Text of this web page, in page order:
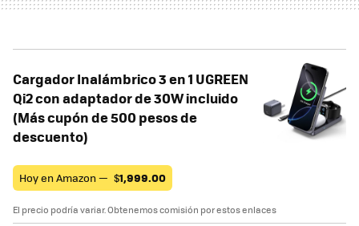
Cargador Inalámbrico 3 en 1 UGREEN
Qi2 con adaptador de 30W incluido
(Más cupón de 500 pesos de
descuento)
Hoy en Amazon — $1,999.00
El precio podría variar. Obtenemos comisión por estos enlaces